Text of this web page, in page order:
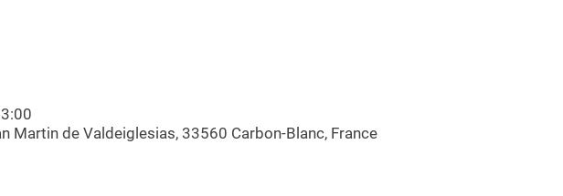
Martin de Valdeiglesias, 33560 Carbon-Blanc, France